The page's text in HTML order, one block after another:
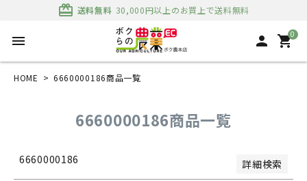
card_giftcard 送料無料 30,000円以上のお買上で送料無料
menu person 0
shopping_cart
HOME 6660000186商品一覧
6660000186商品一覧
6660000186 詳細検索
新着順
価格が安い順
価格が高い順
優先度順